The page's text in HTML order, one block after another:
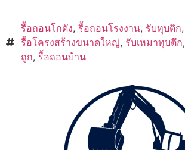
รื้อถอนโกดัง, รื้อถอนโรงงาน, รับทุบตึก,
รื้อโครงสร้างขนาดใหญ่, รับเหมาทุบตึก,
ถูก, รื้อถอนบ้าน